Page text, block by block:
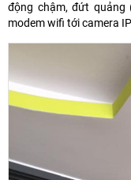
động chậm, đứt quảng
modem wifi tới camera